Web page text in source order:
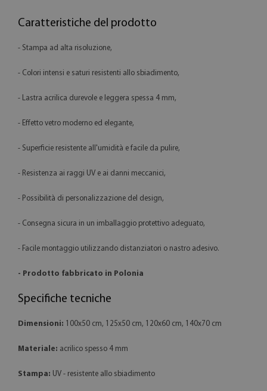
Caratteristiche del prodotto
- Stampa ad alta risoluzione,
- Colori intensi e saturi resistenti allo sbiadimento,
- Lastra acrilica durevole e leggera spessa 4 mm,
- Effetto vetro moderno ed elegante,
- Superficie resistente all'umidità e facile da pulire,
- Resistenza ai raggi UV e ai danni meccanici,
- Possibilità di personalizzazione del design,
- Consegna sicura in un imballaggio protettivo adeguato,
- Facile montaggio utilizzando distanziatori o nastro adesivo.
- Prodotto fabbricato in Polonia
Specifiche tecniche
Dimensioni: 100x50 cm, 125x50 cm, 120x60 cm, 140x70 cm
Materiale: acrilico spesso 4 mm
Stampa: UV - resistente allo sbiadimento